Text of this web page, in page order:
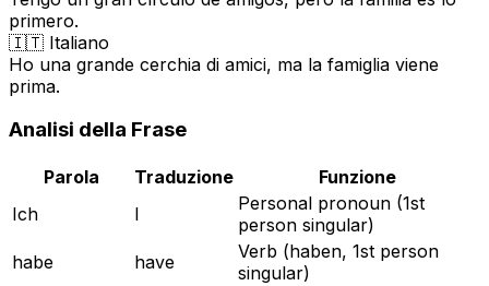
primero.
🇮🇹 Italiano
Ho una grande cerchia di amici, ma la famiglia viene
prima.
Analisi della Frase
Parola Traduzione
Funzione
Ich
I
Personal pronoun (1st
person singular)
habe
have
Verb (haben, 1st person
singular)